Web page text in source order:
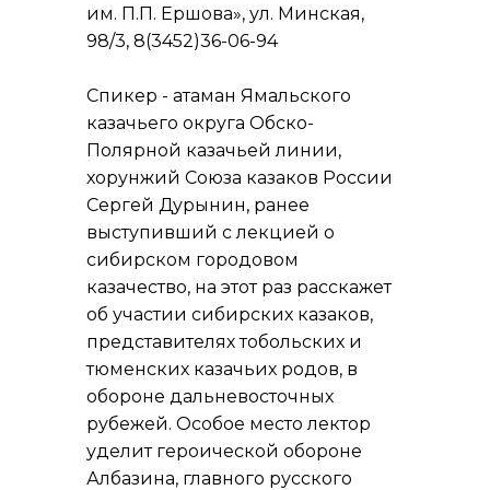
им. П.П. Ершова», ул. Минская,
98/3, 8(3452)36-06-94
Спикер - атаман Ямальского
казачьего округа Обско-
Полярной казачьей линии,
хорунжий Союза казаков России
Сергей Дурынин, ранее
выступивший с лекцией о
сибирском городовом
казачество, на этот раз расскажет
об участии сибирских казаков,
представителях тобольских и
тюменских казачьих родов, в
обороне дальневосточных
рубежей. Особое место лектор
уделит героической обороне
Албазина, главного русского